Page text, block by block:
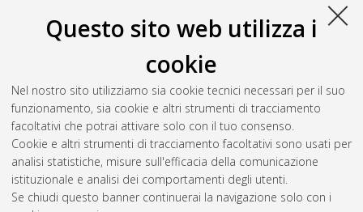
Questo sito web utilizza i
cookie
Nel nostro sito utilizziamo sia cookie tecnici necessari per il suo
funzionamento, sia cookie e altri strumenti di tracciamento
facoltativi che potrai attivare solo con il tuo consenso.
Cookie e altri strumenti di tracciamento facoltativi sono usati per
analisi statistiche, misure sull'efficacia della comunicazione
istituzionale e analisi dei comportamenti degli utenti.
Se chiudi questo banner continuerai la navigazione solo con i
Gestione del documento: